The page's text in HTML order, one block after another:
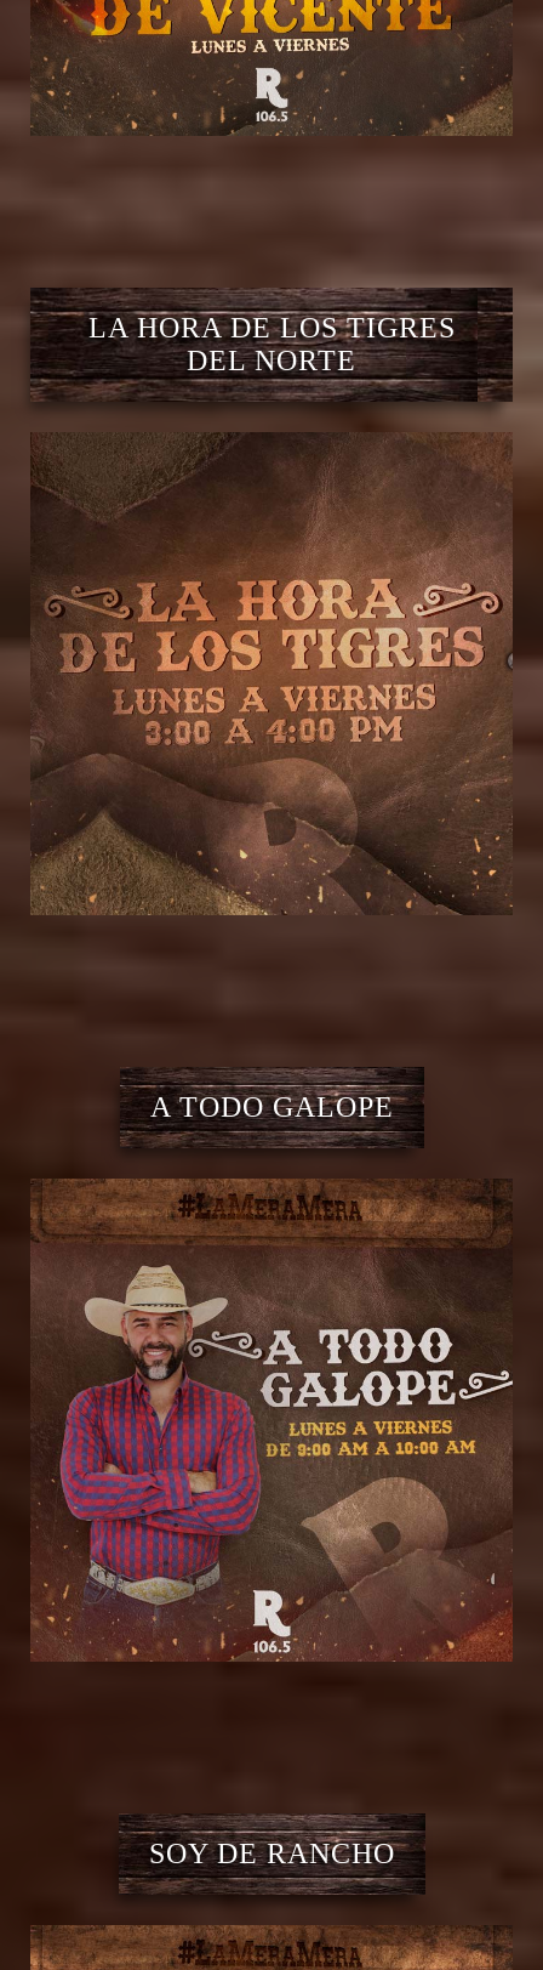
LA HORA DE LOS TIGRES
DEL NORTE
A TODO GALOPE
SOY DE RANCHO